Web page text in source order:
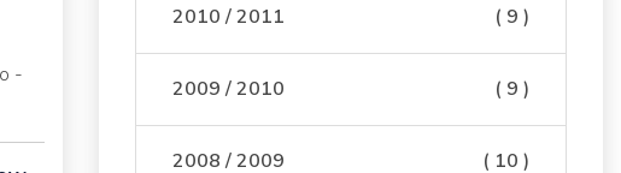
-
2010 / 2011 ( 9 )
2009 / 2010 ( 9 )
2008 / 2009 ( 10 )